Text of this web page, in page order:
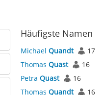
Häufigste Namen
Michael Quandt
17
Thomas Quast
16
Petra Quast
16
Thomas Quandt
16